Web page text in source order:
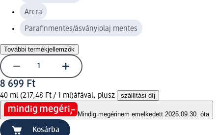
Arcra
Parafinmentes/ásványiolaj mentes
További termékjellemzők
8 699 Ft
40 ml (217,48 Ft / 1 ml)áfával, plusz szállítási díj
Mindig megérinem emelkedett 2025.09.30. óta
Kosárba